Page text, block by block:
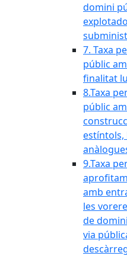
domini
7. Taxa
públic
finalitat
8.Taxa
públic
estíntols,
9.Taxa
amb
les
de
via